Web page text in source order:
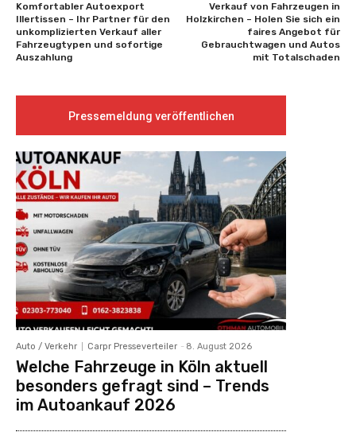
Komfortabler Autoexport
Illertissen – Ihr Partner für den
unkomplizierten Verkauf aller
Fahrzeugtypen und sofortige
Auszahlung
Verkauf von Fahrzeugen in
Holzkirchen – Holen Sie sich ein
faires Angebot für
Gebrauchtwagen und Autos
mit Totalschaden
Pressemeldung veröffentlichen
Auto / Verkehr Carpr Presseverteiler - 8. August 2026
Welche Fahrzeuge in Köln aktuell
besonders gefragt sind – Trends
im Autoankauf 2026